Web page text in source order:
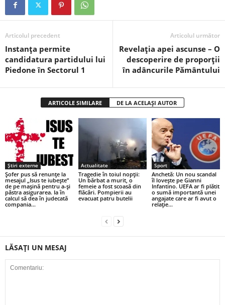
Articolul precedent
Instanța permite
candidatura partidului lui
Piedone în Sectorul 1
Articolul următor
Revelația apei ascunse – O
descoperire de proporții
în adâncurile Pământului
ARTICOLE SIMILARE DE LA ACELAȘI AUTOR
Știri externe
Șofer pus să renunțe la
mesajul „Isus te iubește”
de pe mașină pentru a-și
păstra asigurarea. Ia în
calcul să dea în judecată
compania...
Actualitate
Tragedie în toiul nopții:
Un bărbat a murit, o
femeie a fost scoasă din
flăcări. Pompierii au
evacuat patru butelii
Sport
Anchetă: Un nou scandal
îl lovește pe Gianni
Infantino. UEFA ar fi plătit
o sumă importantă unei
angajate care ar fi avut o
relație...
LĂSAȚI UN MESAJ